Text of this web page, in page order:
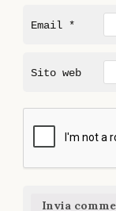
Email *
Sito web